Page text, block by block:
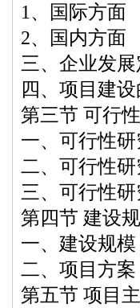
1、国际方面
2、国内方面
三、企业发
四、项目建
第三节 可行
一、可行性
二、可行性研
三、可行性
第四节 建设
一、建设规模
二、项目方案
第五节 项目